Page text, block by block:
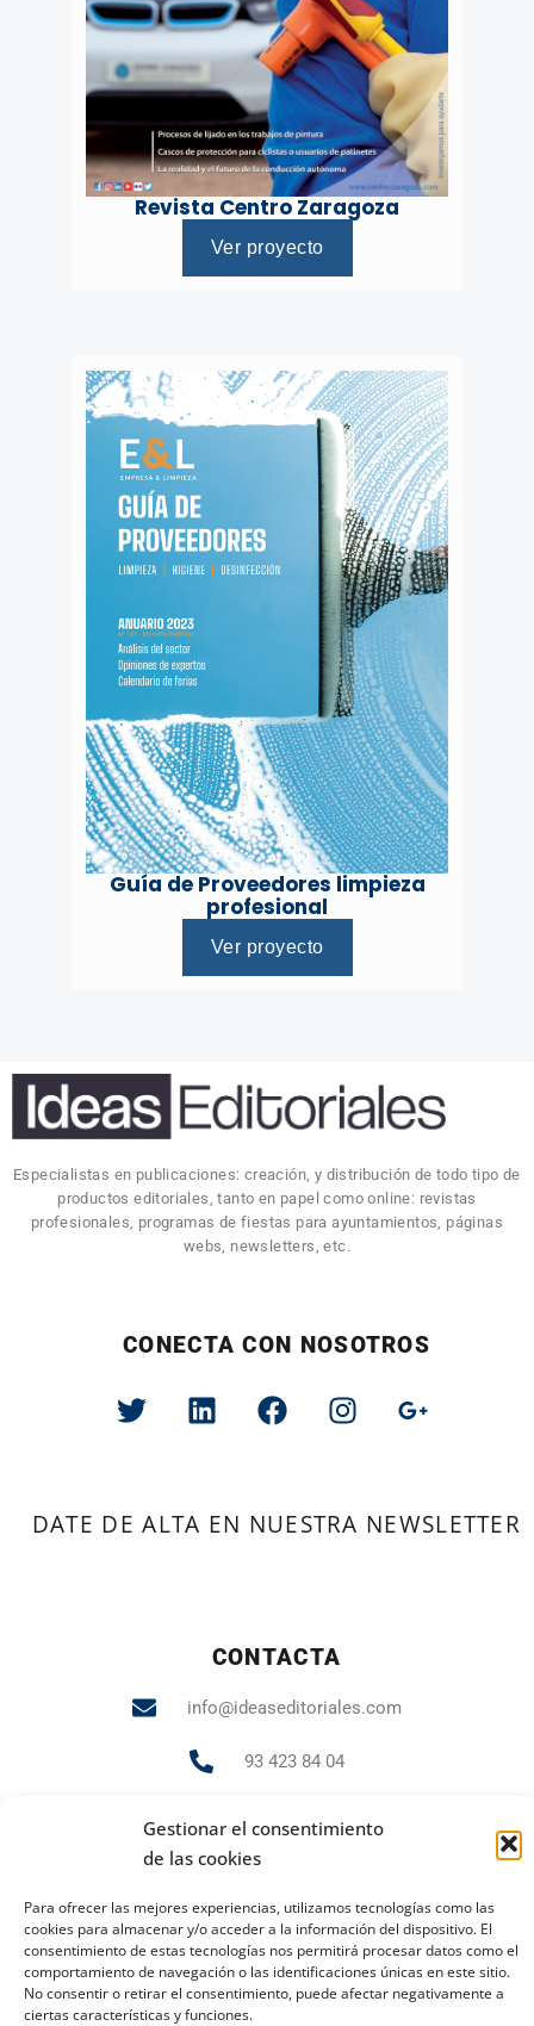
Gestionar el consentimiento
de las cookies
Para ofrecer las mejores experiencias, utilizamos tecnologías como las
cookies para almacenar y/o acceder a la información del dispositivo. El
consentimiento de estas tecnologías nos permitirá procesar datos como el
comportamiento de navegación o las identificaciones únicas en este sitio.
No consentir o retirar el consentimiento, puede afectar negativamente a
ciertas características y funciones.
Revista Centro Zaragoza
Ver proyecto
Guía de Proveedores limpieza
profesional
Ver proyecto
Especialistas en publicaciones: creación, y distribución de todo tipo de
productos editoriales, tanto en papel como online: revistas
profesionales, programas de fiestas para ayuntamientos, páginas
webs, newsletters, etc.
CONECTA CON NOSOTROS
DATE DE ALTA EN NUESTRA NEWSLETTER
CONTACTA
info@ideaseditoriales.com
93 423 84 04
PUBLICIDAD Y MARKETING
andrea.gr@ideaseditoriales.com